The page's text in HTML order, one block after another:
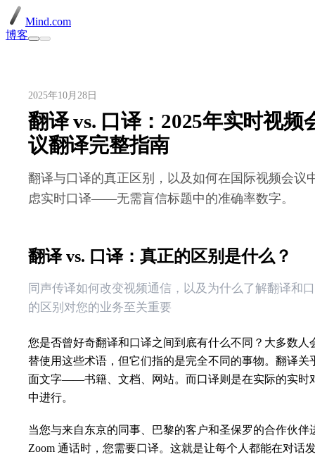
Mind.com
博客
2025年10月28日
翻译 vs. 口译：2025年实时视频
议翻译完整指南
翻译与口译的真正区别，以及如何在国际视频会议
虑实时口译——无需盲信标题中的准确率数字。
翻译 vs. 口译：真正的区别是什么？
同声传译如何改变视频通信，以及为什么了解翻译和
的区别对您的业务至关重要
您是否曾好奇翻译和口译之间到底有什么不同？大多数人
替使用这些术语，但它们指的是完全不同的事物。翻译关
面文字——书籍、文档、网站。而口译则是在实际的实时
中进行。
当您与来自东京的同事、巴黎的客户和圣保罗的合作伙伴
Zoom 通话时，您需要口译。这就是让每个人都能在对话